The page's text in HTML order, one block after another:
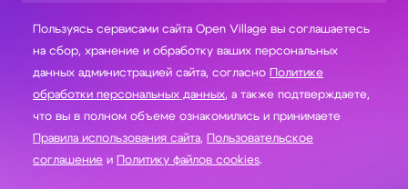
Пользуясь сервисами сайта Open Village вы соглашаетесь
на сбор, хранение и обработку ваших персональных
данных администрацией сайта, согласно Политике
обработки персональных данных, а также подтверждаете,
что вы в полном объеме ознакомились и принимаете
Правила использования сайта, Пользовательское
соглашение и Политику файлов cookies.